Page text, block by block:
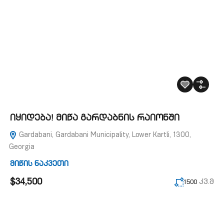
იყიდება! მიწა გარდაბნის რაიონში
Gardabani, Gardabani Municipality, Lower Kartli, 1300,
Georgia
მიწის ნაკვეთი
$34,500 1500 კვ.მ